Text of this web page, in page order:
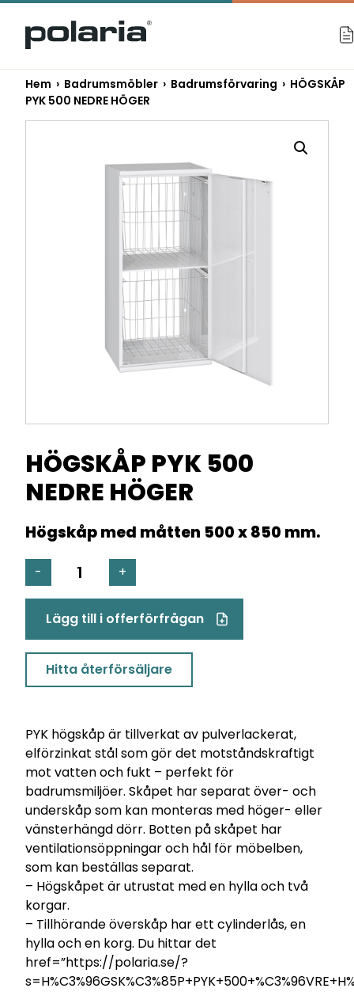
https://polaria.fi/name
Hem › Badrumsmöbler › Badrumsförvaring › HÖGSKÅP
PYK 500 NEDRE HÖGER
HÖGSKÅP PYK 500
NEDRE HÖGER
Högskåp med måtten 500 x 850 mm.
-
HÖGSKÅP
PYK
NEDRE
HÖGER
mängd
+
Lägg till i offerförfrågan
Hitta återförsäljare
PYK högskåp är tillverkat av pulverlackerat,
elförzinkat stål som gör det motståndskraftigt
mot vatten och fukt – perfekt för
badrumsmiljöer. Skåpet har separat över- och
underskåp som kan monteras med höger- eller
vänsterhängd dörr. Botten på skåpet har
ventilationsöppningar och hål för möbelben,
som kan beställas separat.
– Högskåpet är utrustat med en hylla och två
korgar.
– Tillhörande överskåp har ett cylinderlås, en
hylla och en korg. Du hittar det
href=”https://polaria.se/?